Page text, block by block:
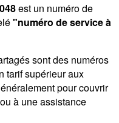
est un numéro de
"numéro de service à
sont des numéros
tarif supérieur aux
pour couvrir
à une assistance